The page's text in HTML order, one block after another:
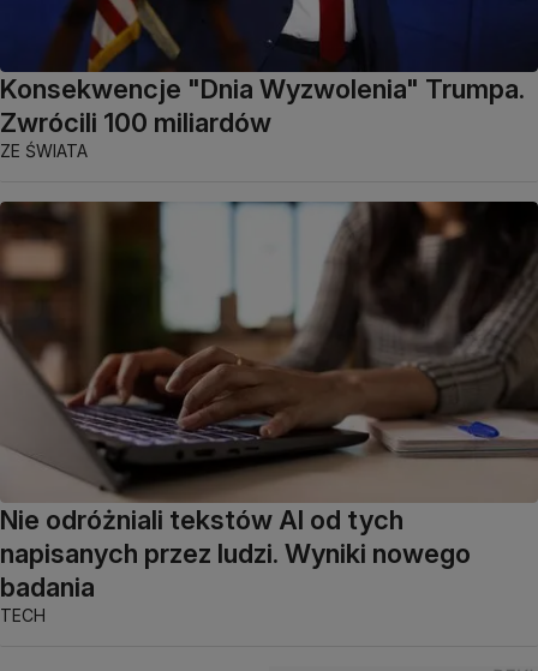
Konsekwencje "Dnia Wyzwolenia" Trumpa.
Zwrócili 100 miliardów
ZE ŚWIATA
Nie odróżniali tekstów AI od tych
napisanych przez ludzi. Wyniki nowego
badania
TECH